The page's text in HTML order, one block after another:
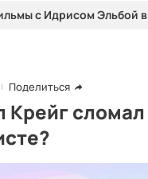
с Идрисом Эльбой
Поделиться
Крейг